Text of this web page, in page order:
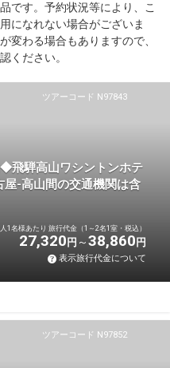
です。予約状況等により、こ
になれない場合がございま
変わる場合もありますので、
ください。
ツアーコード N97843
騨高山ワシントンホテ
-高山間の交通機関は含
1名様あたり 旅行代金（1～2名1室・税込）
27,320 円 38,860 円
表示旅行代金について
ツアーコード N97852